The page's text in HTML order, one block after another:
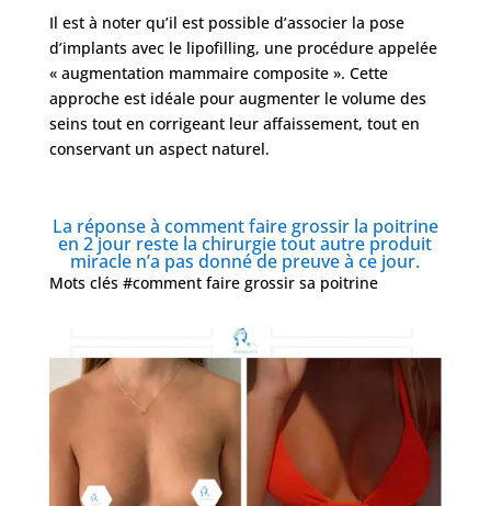
Il est à noter qu’il est possible d’associer la pose
d’implants avec le lipofilling, une procédure appelée
« augmentation mammaire composite ». Cette
approche est idéale pour augmenter le volume des
seins tout en corrigeant leur affaissement, tout en
conservant un aspect naturel.
La réponse à comment faire grossir la poitrine
en 2 jour reste la chirurgie tout autre produit
miracle n’a pas donné de preuve à ce jour.
Mots clés #comment faire grossir sa poitrine